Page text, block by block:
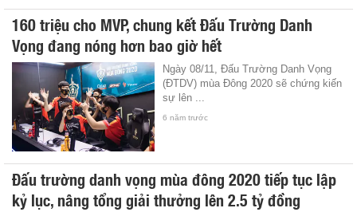
160 triệu cho MVP, chung kết Đấu Trường Danh
Vọng đang nóng hơn bao giờ hết
Ngày 08/11, Đấu Trường Danh Vọng
(ĐTDV) mùa Đông 2020 sẽ chứng kiến
sự lên ...
6 năm trước
Đấu trường danh vọng mùa đông 2020 tiếp tục lập
kỷ lục, nâng tổng giải thưởng lên 2.5 tỷ đồng